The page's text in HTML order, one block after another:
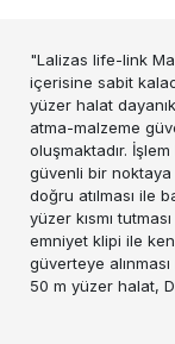
"Lalizas life-link
içerisine sabit
yüzer halat
atma-malzeme
oluşmaktadır.
güvenli bir noktaya
doğru atılması ile
yüzer kısmı
emniyet klipi ile
güverteye
50 m yüzer halat,